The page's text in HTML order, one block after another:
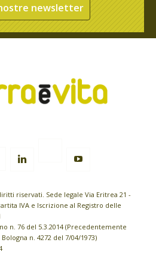
newsletter
riservati. Sede legale Via Eritrea 21 -
IVA e Iscrizione al Registro delle
n. 76 del 5.3.2014 (Precedentemente
n. 4272 del 7/04/1973)